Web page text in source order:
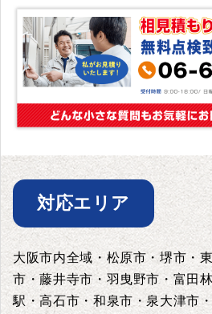
対応エリア
大阪市内全域・松原市・堺市・
市・藤井寺市・羽曳野市・富田
駅・高石市・和泉市・泉大津市